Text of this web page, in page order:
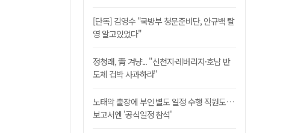
[단독] 김영수 "국방부 청문준비단, 안규백 탈
영 알고있었다"
정청래, 靑 겨냥... "신천지·레버리지·호남 반
도체 겁박 사과하라"
노태악 출장에 부인 별도 일정 수행 직원도…
보고서엔 '공식일정 참석'